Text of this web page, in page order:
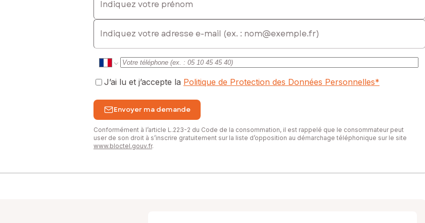
E-mail
J’ai lu et j’accepte la Politique de Protection des Données Personnelles*
Envoyer ma demande
Conformément à l’article L.223-2 du Code de la consommation, il est rappelé que le consommateur peut
user de son droit à s’inscrire gratuitement sur la liste d’opposition au démarchage téléphonique sur le site
www.bloctel.gouv.fr.